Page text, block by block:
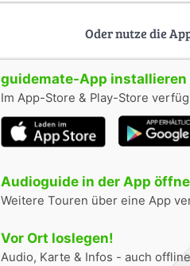
Oder nutze die
guidemate-App installieren
Im App-Store & Play-Store
Audioguide in der App
Weitere Touren über eine App
Vor Ort loslegen!
Audio, Karte & Infos - auch